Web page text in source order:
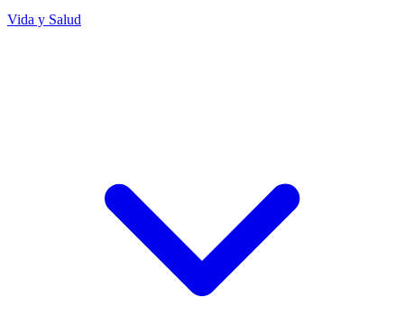
Vida y Salud